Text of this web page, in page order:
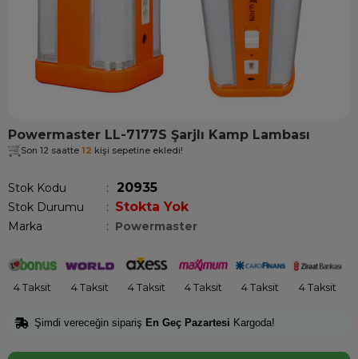
Powermaster LL-7177S Şarjlı Kamp Lambası
Son 12 saatte 12 kişi sepetine ekledi!
Stok Kodu 20935
Stok Durumu : Stokta Yok
Marka : Powermaster
4 Taksit 4 Taksit 4 Taksit 4 Taksit 4 Taksit 4 Taksit
Şimdi vereceğin sipariş En Geç Pazartesi Kargoda!